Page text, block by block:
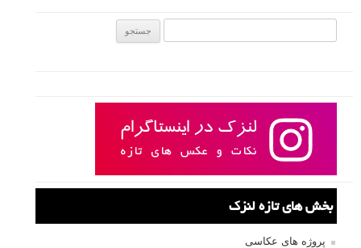
بخش های تازه لنزک
پروژه های عکاسی